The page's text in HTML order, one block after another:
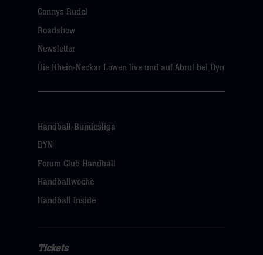
Connys Rudel
Roadshow
Newsletter
Die Rhein-Neckar Löwen live und auf Abruf bei Dyn
Handball-Bundesliga
DYN
Forum Club Handball
Handballwoche
Handball Inside
Tickets